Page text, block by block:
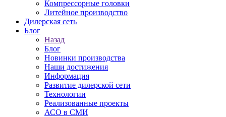
Компрессорные головки
Литейное производство
Дилерская сеть
Блог
Назад
Блог
Новинки производства
Наши достижения
Информация
Развитие дилерской сети
Технологии
Реализованные проекты
АСО в СМИ